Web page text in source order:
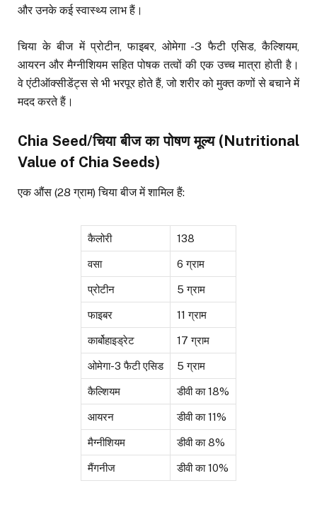
और उनके कई स्वास्थ्य लाभ हैं।
चिया के बीज में प्रोटीन, फाइबर, ओमेगा -3 फैटी एसिड, कैल्शियम,
आयरन और मैग्नीशियम सहित पोषक तत्वों की एक उच्च मात्रा होती है।
वे एंटीऑक्सीडेंट्स से भी भरपूर होते हैं, जो शरीर को मुक्त कणों से बचाने में
मदद करते हैं।
Chia Seed/चिया बीज का पोषण मूल्य (Nutritional
Value of Chia Seeds)
एक औंस (28 ग्राम) चिया बीज में शामिल हैं:
कैलोरी 138
वसा 6 ग्राम
प्रोटीन 5 ग्राम
फाइबर 11 ग्राम
कार्बोहाइड्रेट 17 ग्राम
ओमेगा-3 फैटी एसिड 5 ग्राम
कैल्शियम डीवी का 18%
आयरन डीवी का 11%
मैग्नीशियम डीवी का 8%
मैंगनीज डीवी का 10%